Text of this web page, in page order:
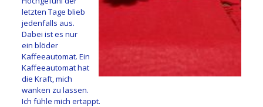
letzten Tage blieb
jedenfalls aus.
Dabei ist es nur
ein blöder
Kaffeeautomat. Ein
Kaffeeautomat hat
die Kraft, mich
wanken zu lassen.
Ich fühle mich ertappt.